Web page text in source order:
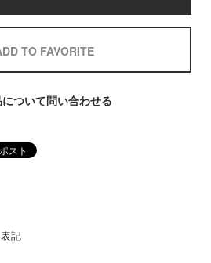
TO FAVORITE
ついて問い合わせる
記